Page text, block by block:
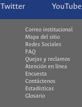
Twitter YouTube
Correo institucional
Mapa del sitio
Redes Sociales
FAQ
Quejas y reclamos
Atención en línea
Encuesta
Contáctenos
Estadísticas
Glosario